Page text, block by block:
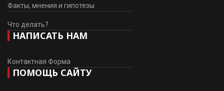
Факты, мнения и гипотезы
Что делать?
НАПИСАТЬ НАМ
Контактная Форма
ПОМОЩЬ САЙТУ